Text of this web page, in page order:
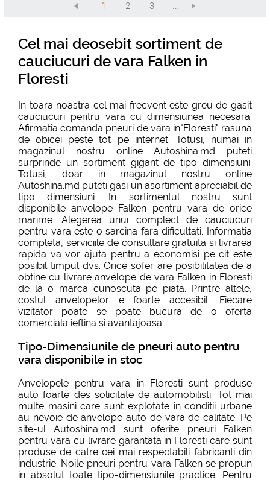
1 2 3 ...
Cel mai deosebit sortiment de
cauciucuri de vara Falken in
Floresti
In toara noastra cel mai frecvent este greu de gasit
cauciucuri pentru vara cu dimensiunea necesara.
Afirmatia comanda pneuri de vara in"Floresti" rasuna
de obicei peste tot pe internet. Totusi, numai in
magazinul nostru online Autoshina.md puteti
surprinde un sortiment gigant de tipo dimensiuni.
Totusi, doar in magazinul nostru online
Autoshina.md puteti gasi un asortiment apreciabil de
tipo dimensiuni. In sortimentul nostru sunt
disponibile anvelope Falken pentru vara de orice
marime. Alegerea unui complect de cauciucuri
pentru vara este o sarcina fara dificultati. Informatia
completa, serviciile de consultare gratuita si livrarea
rapida va vor ajuta pentru a economisi pe cit este
posibil timpul dvs. Orice sofer are posibilitatea de a
obtine cu livrare anvelope de vara Falken in Floresti
de la o marca cunoscuta pe piata. Printre altele,
costul anvelopelor e foarte accesibil. Fiecare
vizitator poate se poate bucura de o oferta
comerciala ieftina si avantajoasa.
Tipo-Dimensiunile de pneuri auto pentru
vara disponibile in stoc
Anvelopele pentru vara in Floresti sunt produse
auto foarte des solicitate de automobilisti. Tot mai
multe masini care sunt explotate in conditii urbane
au nevoie de anvelope auto de vara de calitate. Pe
site-ul Autoshina.md sunt oferite pneuri Falken
pentru vara cu livrare garantata in Floresti care sunt
produse de catre cei mai respectabili fabricanti din
industrie. Noile pneuri pentru vara Falken se propun
in absolut toate tipo-dimensiunile practice. Pentru